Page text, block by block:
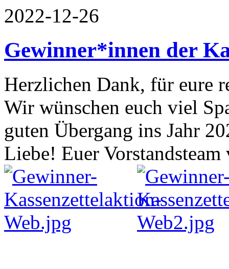
2022-12-26
Gewinner*innen der
Herzlichen Dank, für eure
Wir wünschen euch viel
guten Übergang ins Jahr
Liebe! Euer